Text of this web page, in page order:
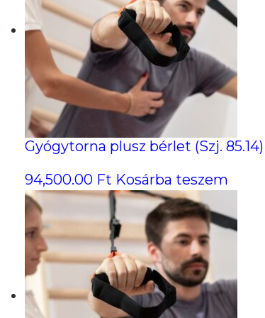
Gyógytorna plusz bérlet (Szj. 85.14)
94,500.00 Ft Kosárba teszem